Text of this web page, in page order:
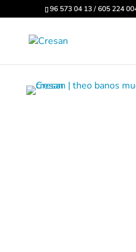
96 573 04 13 / 605 224